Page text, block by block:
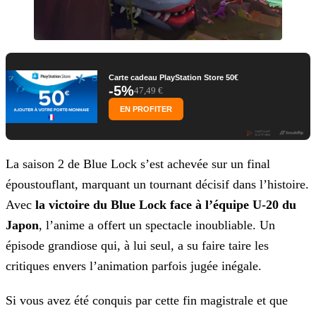
Carte cadeau PlayStation Store 50€
-5%47,49 €
EN PROFITER
La saison 2 de Blue Lock s’est achevée sur un final
époustouflant, marquant un tournant décisif dans l’histoire.
Avec la victoire du Blue Lock face à l’équipe U-20 du
Japon, l’anime a offert un spectacle inoubliable. Un
épisode grandiose qui, à lui seul, a su faire taire les
critiques envers l’animation parfois jugée inégale.
Si vous avez été conquis par cette fin magistrale et que